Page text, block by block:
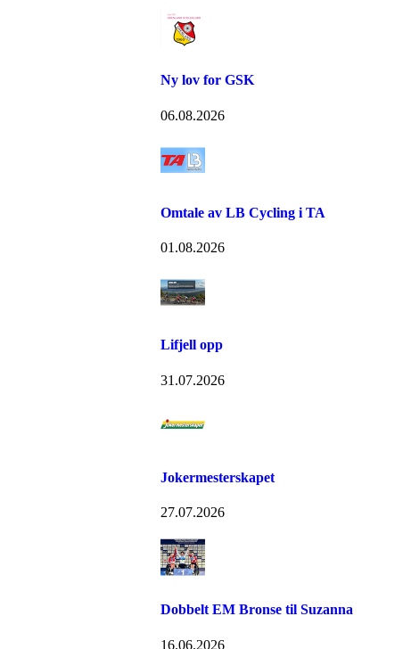
Ny lov for GSK
06.08.2026
Omtale av LB Cycling i TA
01.08.2026
Lifjell opp
31.07.2026
Jokermesterskapet
27.07.2026
Dobbelt EM Bronse til Suzanna
16.06.2026